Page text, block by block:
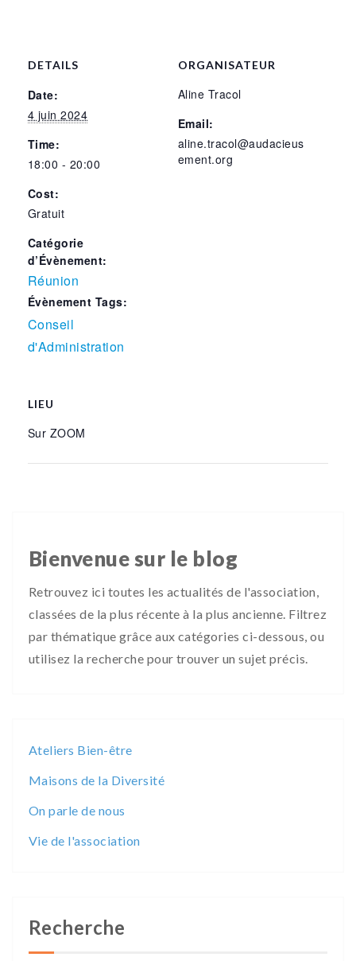
DETAILS
Date:
4 juin 2024
Time:
18:00 - 20:00
Cost:
Gratuit
Catégorie
d’Évènement:
Réunion
Évènement Tags:
Conseil
d'Administration
LIEU
Sur ZOOM
ORGANISATEUR
Aline Tracol
Email:
aline.tracol@audacieus
ement.org
Bienvenue sur le blog
Retrouvez ici toutes les actualités de l'association,
classées de la plus récente à la plus ancienne. Filtrez
par thématique grâce aux catégories ci-dessous, ou
utilisez la recherche pour trouver un sujet précis.
Ateliers Bien-être
Maisons de la Diversité
On parle de nous
Vie de l'association
Recherche